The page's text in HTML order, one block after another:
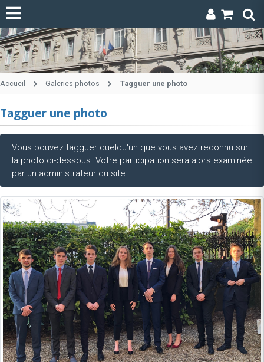
Accueil Galeries photos Tagguer une photo
Tagguer une photo
Vous pouvez tagguer quelqu'un que vous avez reconnu sur
la photo ci-dessous. Votre participation sera alors examinée
par un administrateur du site.